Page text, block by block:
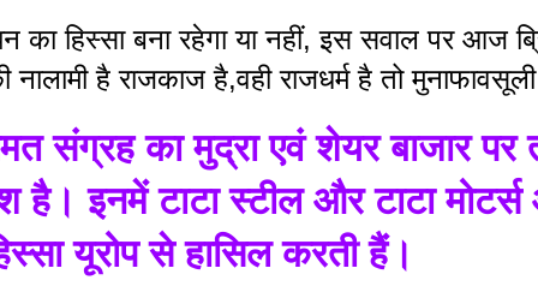
का हिस्सा बना रहेगा या नहीं, इस सवाल पर
है राजकाज है,वही राजधर्म है तो
का मुद्रा एवं शेयर बाजार पर
है। इनमें टाटा स्टील और टाटा
यूरोप से हासिल करती हैं।